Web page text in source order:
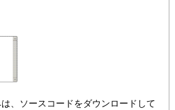
、ソースコードをダウンロードして